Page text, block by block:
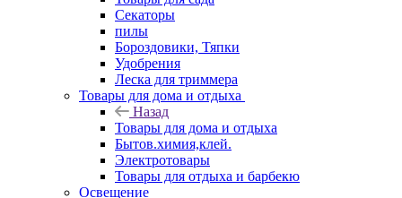
Секаторы
пилы
Бороздовики, Тяпки
Удобрения
Леска для триммера
Товары для дома и отдыха
Назад
Товары для дома и отдыха
Бытов.химия,клей.
Электротовары
Товары для отдыха и барбекю
Освещение